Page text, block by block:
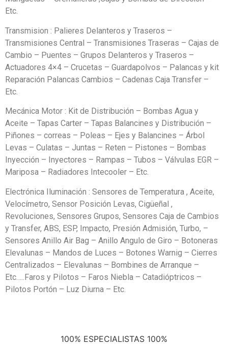
Etc.
Transmision : Palieres Delanteros y Traseros –
Transmisiones Central – Transmisiones Traseras – Cajas de
Cambio – Puentes – Grupos Delanteros y Traseros –
Actuadores 4×4 – Crucetas – Guardapolvos – Palancas y kit
Reparación Palancas Cambios – Cadenas Caja Transfer –
Etc.
Mecánica Motor : Kit de Distribución – Bombas Agua y
Aceite – Tapas Carter – Tapas Balancines y Distribución –
Piñones – correas – Poleas – Ejes y Balancines – Árbol
Levas – Culatas – Juntas – Reten – Pistones – Bombas
Inyección – Inyectores – Rampas – Tubos – Válvulas EGR –
Mariposa – Radiadores Intecooler – Etc.
Electrónica Iluminación : Sensores de Temperatura , Aceite,
Velocímetro, Sensor Posición Levas, Cigüeñal ,
Revoluciones, Sensores Grupos, Sensores Caja de Cambios
y Transfer, ABS, ESP, Impacto, Presión Admisión, Turbo, –
Sensores Anillo Air Bag – Anillo Angulo de Giro – Botoneras
Elevalunas – Mandos de Luces – Botones Warnig – Cierres
Centralizados – Elevalunas – Bombines de Arranque –
Etc…..Faros y Pilotos – Faros Niebla – Catadióptricos –
Pilotos Portón – Luz Diurna – Etc.
100% ESPECIALISTAS 100%